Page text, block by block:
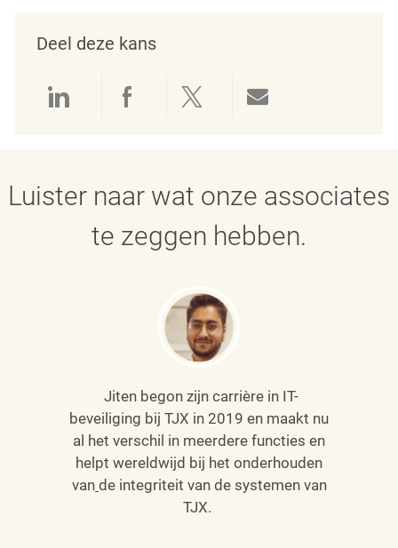
Deel deze kans
Delen via LinkedIn
Delen via Facebook
Delen via twitter
Luister naar wat onze associates
te zeggen hebben.
Jiten begon zijn carrière in IT-
beveiliging bij TJX in 2019 en maakt nu
al het verschil in meerdere functies en
helpt wereldwijd bij het onderhouden
van de integriteit van de systemen van
TJX.